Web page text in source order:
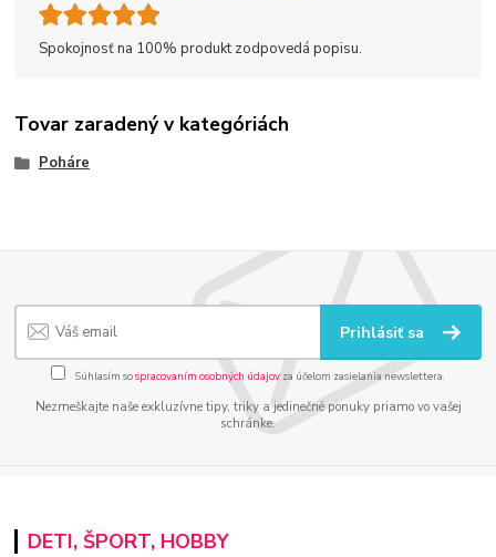
Spokojnosť na 100% produkt zodpovedá popisu.
Tovar zaradený v kategóriách
Poháre
Prihlásiť sa
Súhlasím sospracovaním osobných údajov za účelom zasielania newslettera.
Nezmeškajte naše exkluzívne tipy, triky a jedinečné ponuky priamo vo vašej
schránke.
DETI, ŠPORT, HOBBY